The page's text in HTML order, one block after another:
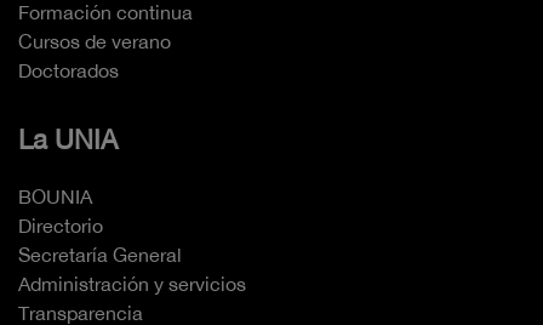
Formación continua
Cursos de verano
Doctorados
La UNIA
BOUNIA
Directorio
Secretaría General
Administración y servicios
Transparencia